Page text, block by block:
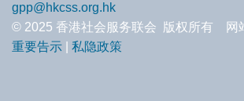
gpp@hkcss.org.hk
© 2025 香港社会服务联会 版权所有 网
重要告示
私隐政策